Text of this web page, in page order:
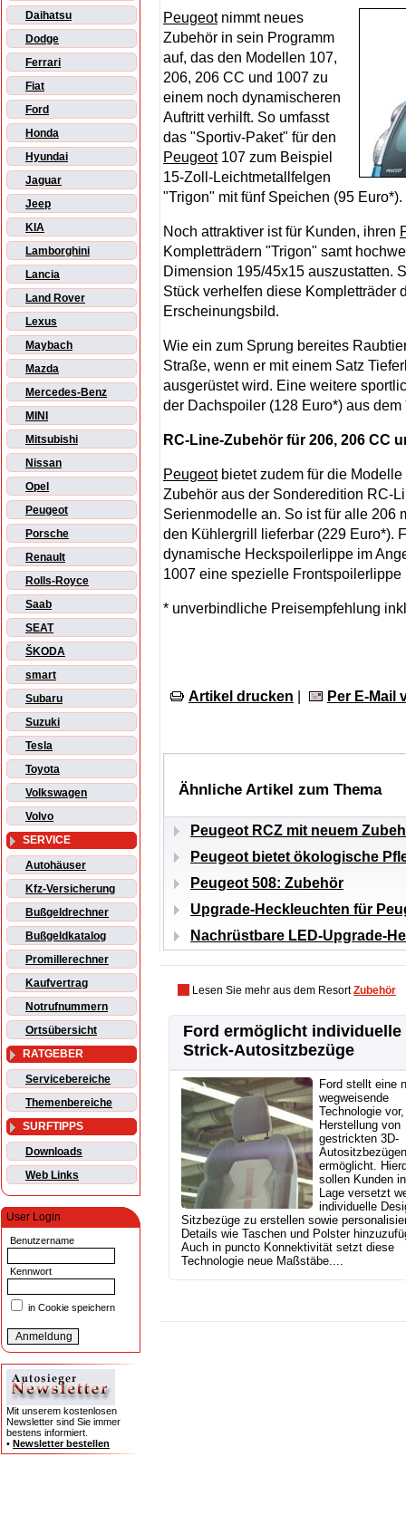
Daihatsu
Dodge
Ferrari
Fiat
Ford
Honda
Hyundai
Jaguar
Jeep
KIA
Lamborghini
Lancia
Land Rover
Lexus
Maybach
Mazda
Mercedes-Benz
MINI
Mitsubishi
Nissan
Opel
Peugeot
Porsche
Renault
Rolls-Royce
Saab
SEAT
ŠKODA
smart
Subaru
Suzuki
Tesla
Toyota
Volkswagen
Volvo
SERVICE
Autohäuser
Kfz-Versicherung
Bußgeldrechner
Bußgeldkatalog
Promillerechner
Kaufvertrag
Notrufnummern
Ortsübersicht
RATGEBER
Servicebereiche
Themenbereiche
SURFTIPPS
Downloads
Web Links
User Login
Benutzername
Kennwort
in Cookie speichern
Mit unserem kostenlosen
Newsletter sind Sie immer
bestens informiert.
• Newsletter bestellen
Peugeotnimmt neues
Zubehör in sein Programm
auf, das den Modellen 107,
206, 206 CC und 1007 zu
einem noch dynamischeren
Auftritt verhilft. So umfasst
das "Sportiv-Paket" für den
Peugeot107 zum Beispiel
15-Zoll-Leichtmetallfelgen
"Trigon" mit fünf Speichen (95 Euro*).
Noch attraktiver ist für Kunden, ihren
Kompletträdern "Trigon" samt
Dimension 195/45x15 auszustatten.
Stück verhelfen diese Kompletträder
Erscheinungsbild.
Wie ein zum Sprung bereites
Straße, wenn er mit einem Satz
ausgerüstet wird. Eine weitere
der Dachspoiler (128 Euro*) aus
RC-Line-Zubehör für 206, 206 CC
Peugeotbietet zudem für die
Zubehör aus der Sonderedition RC-
Serienmodelle an. So ist für alle 206
den Kühlergrill lieferbar (229 Euro*).
dynamische Heckspoilerlippe im
1007 eine spezielle Frontspoilerlippe
* unverbindliche Preisempfehlung
Artikel drucken Per E-Mail
Ähnliche Artikel zum Thema
Peugeot RCZ mit neuem
Peugeot bietet ökologische
Peugeot 508: Zubehör
Upgrade-Heckleuchten für
Nachrüstbare LED-Upgrade-
Lesen Sie mehr aus dem ResortZubehör
Ford ermöglicht individuelle
Strick-Autositzbezüge
Ford stellt eine
wegweisende
Technologie
Herstellung von
gestrickten 3D-
Autositzbezügen
ermöglicht.
sollen Kunden
Lage versetzt
individuelle
Sitzbezüge zu erstellen sowie
Details wie Taschen und Polster
Auch in puncto Konnektivität setzt diese
Technologie neue Maßstäbe....